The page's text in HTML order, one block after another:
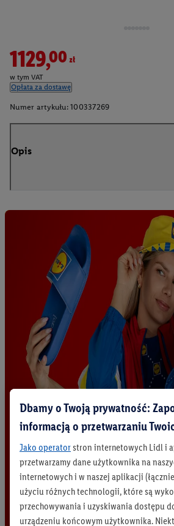
1129,00zł
w tym VAT
Opłata za dostawę
Numer artykułu: 100337269
Opis
Dbamy o Twoją prywatność:
informacją o przetwarzaniu
Jako operatorstron internetowych Lidl i
przetwarzamy dane użytkownika na
internetowych i w naszej aplikacji
użyciu różnych technologii, które są
przechowywania i uzyskiwania dostępu
urządzeniu końcowym użytkownika.